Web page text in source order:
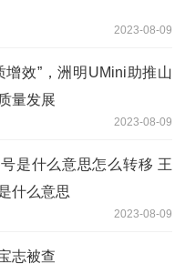
2023-08-09
增效”，洲明UMini助推山
量发展
2023-08-09
是什么意思怎么转移 王
什么意思
2023-08-09
志被查